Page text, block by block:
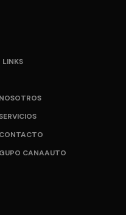
LINKS
NOSOTROS
CONTACTO
GUPO CANAAUTO